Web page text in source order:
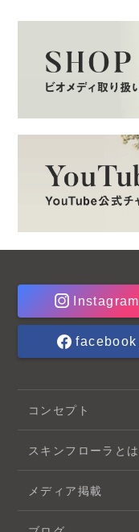
Instagram
facebook
コンセプト
スキンフローラとは
メディア掲載